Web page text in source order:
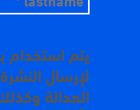
يتم استخدام
لإرسال
العدالة